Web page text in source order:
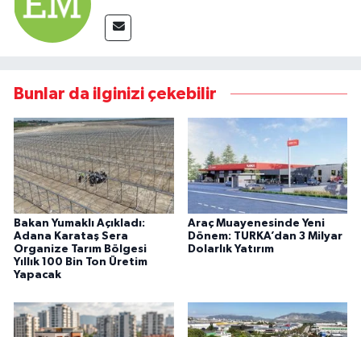
Bunlar da ilginizi çekebilir
Bakan Yumaklı Açıkladı:
Adana Karataş Sera
Organize Tarım Bölgesi
Yıllık 100 Bin Ton Üretim
Yapacak
Araç Muayenesinde Yeni
Dönem: TURKA’dan 3 Milyar
Dolarlık Yatırım